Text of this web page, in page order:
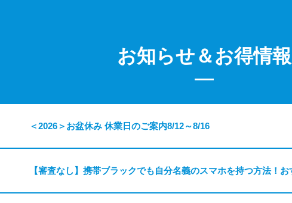
お知らせ＆お得情報
＜2026＞お盆休み 休業日のご案内8/12～8/16
【審査なし】携帯ブラックでも自分名義のスマホを持つ方法！